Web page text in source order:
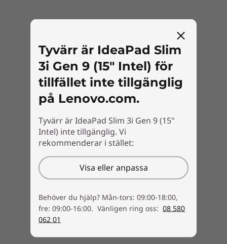
Tyvärr är IdeaPad Slim
3i Gen 9 (15" Intel) för
tillfället inte tillgänglig
på Lenovo.com.
Tyvärr är IdeaPad Slim 3i Gen 9 (15"
Intel) inte tillgänglig. Vi
rekommenderar i stället:
Visa eller anpassa
Behöver du hjälp? Mån-tors: 09:00-18:00,
fre: 09:00-16:00. Vänligen ring oss: 08 580
062 01